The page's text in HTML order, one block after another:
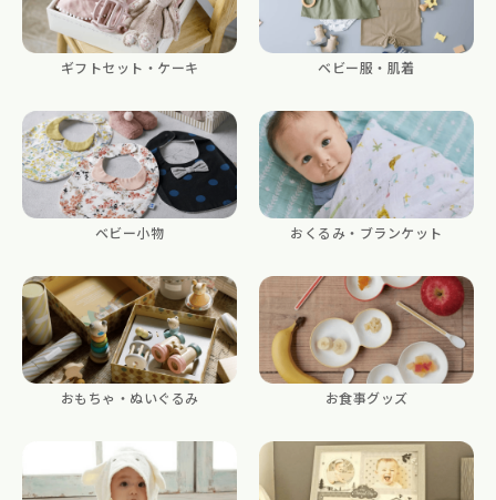
ギフトセット・ケーキ ベビー服・肌着
ベビー小物 おくるみ・ブランケット
おもちゃ・ぬいぐるみ お食事グッズ